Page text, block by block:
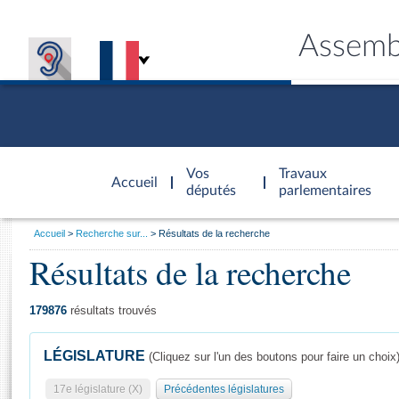
Accueil
d'accueil
Vos
députés
Travaux
parlementaires
Général
Vous
Accueil Recherche sur... Résultats de la recherche
Résultats de la recherche
179876 résultats trouvés
LÉGISLATURE (Cliquez sur l'un des boutons pour faire un choix)
17e législature (X) Précédentes législatures